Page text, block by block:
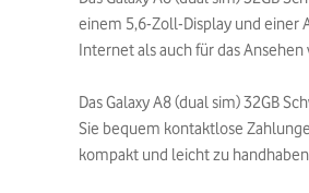
einem 5,6-Zoll-Display und einer
Internet als auch für das Ansehen
Das Galaxy A8 (dual sim) 32GB
Sie bequem kontaktlose
kompakt und leicht zu